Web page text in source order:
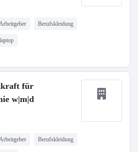
Berufskleidung
für
w|m|d
Berufskleidung